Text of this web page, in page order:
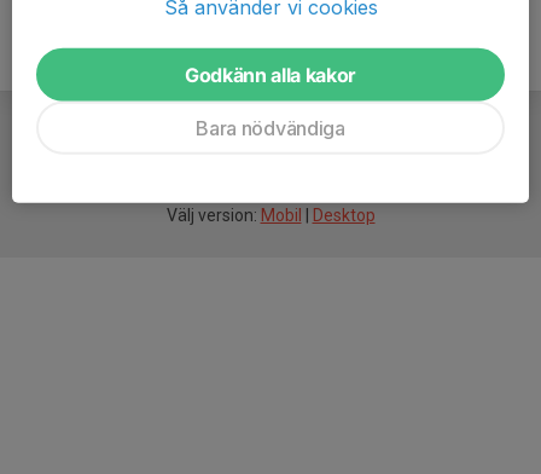
Välj version: Mobil Desktop
Så använder vi cookies
Godkänn alla kakor
Bara nödvändiga